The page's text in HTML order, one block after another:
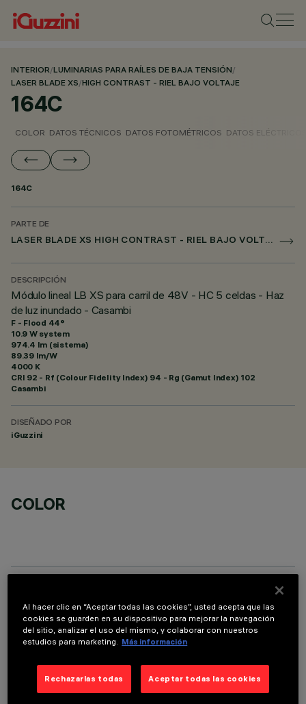
INTERIOR/LUMINARIAS PARA RAÍLES DE BAJA TENSIÓN/
LASER BLADE XS/HIGH CONTRAST - RIEL BAJO VOLTAJE
164C
COLOR DATOS TÉCNICOS DATOS FOTOMÉTRICOS DATOS
164C
PARTE DE
LASER BLADE XS HIGH CONTRAST - RIEL BAJO VOLTAJE
DESCRIPCIÓN
Módulo lineal LB XS para carril de 48V - HC 5 celdas - Haz
de luz inundado - Casambi
F - Flood 44°
10.9 W system
974.4 lm (sistema)
89.39 lm/W
4000 K
CRI 92 - Rf (Colour Fidelity Index) 94 - Rg (Gamut Index) 102
Casambi
DISEÑADO POR
iGuzzini
COLOR
DATOS TÉCNICOS
ÚLTIMA ACTUALIZACIÓN: 03/08/2026
Módulo lineal fijo de 5 elementos ópticos completo con
Al hacer clic en “Aceptar todas las cookies”, usted acepta que las
cookies se guarden en su dispositivo para mejorar la navegación
del sitio, analizar el uso del mismo, y colaborar con nuestros
estudios para marketing. Más información
Rechazarlas todas Aceptar todas las cookies